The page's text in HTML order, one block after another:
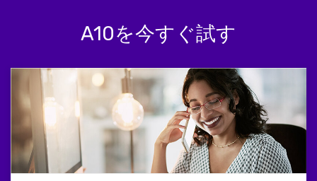
A10を今すぐ試す